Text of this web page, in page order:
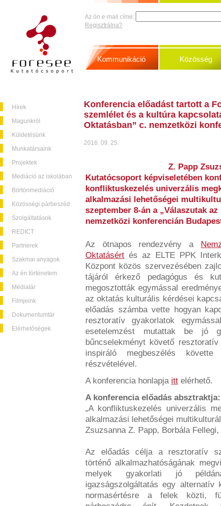
Hírek
Magunkról
Küldetésünk
Munkatársaink
Projektek
Mediáció az iskolában
Börtönmediáció
Közösségi párbeszéd
Szolgáltatások
REDICT
Partnerek
Szakmai anyagok
Az én történetem
Médiatár
Filmjeink
Dokumentumtár
Elérhetőségek
Az ön e-mail címe:
Regisztrálna?
Kommunikáció Közösség
Konferencia előadást tartott a
szemlélet és a kultúra
Oktatásban” c. nemzetközi
2016. 09. 25.
Z. Papp
Kutatócsoport képviseletében
konfliktuskezelés univerzális
alkalmazási lehetőségei
szeptember 8-án a „Válaszutak
nemzetközi konferencián
Az ötnapos rendezvény a
Oktatásért és az ELTE PPK
Központ közös szervezésében
tájáról érkező pedagógus és
megosztották egymással
az oktatás kulturális kérdései
előadás számba vette hogyan
resztoratív gyakorlatok
esetelemzést mutattak be jó
bűncselekményt követő
inspiráló megbeszélés
részvételével.
A konferencia honlapja itt elérhető.
A konferencia előadás absztraktja:
„A konfliktuskezelés univerzális
alkalmazási lehetőségei
Zsuzsanna Z. Papp, Borbála Fellegi,
Az előadás célja a resztoratív
történő alkalmazhatóságának
melyek gyakorlati jó
igazságszolgáltatás egy
normasértésre a felek közti,